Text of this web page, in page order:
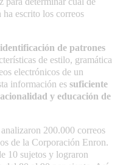
escrito los correos
de patrones
de estilo, gramática
electrónicos de un
información es suficiente
y educación de
200.000 correos
de la Corporación Enron.
10 sujetos y lograron